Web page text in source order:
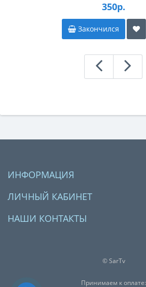
350р.
Закончился
ИНФОРМАЦИЯ
ЛИЧНЫЙ КАБИНЕТ
НАШИ КОНТАКТЫ
© SarTv
Принимаем к оплате: